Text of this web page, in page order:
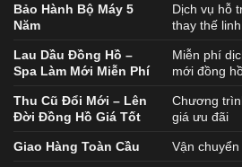
Bảo Hành Bộ Máy 5
Năm
Dịch vụ hỗ
thay thế
Lau Dầu Đồng Hồ –
Spa Làm Mới Miễn Phí
Miễn phí
mới đồng
Thu Cũ Đổi Mới – Lên
Đời Đồng Hồ Giá Tốt
Chương
giá ưu đãi
Giao Hàng Toàn Cầu Vận